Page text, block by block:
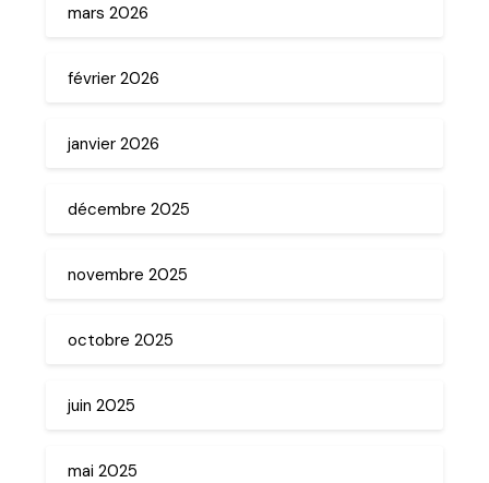
mars 2026
février 2026
janvier 2026
décembre 2025
novembre 2025
octobre 2025
juin 2025
mai 2025